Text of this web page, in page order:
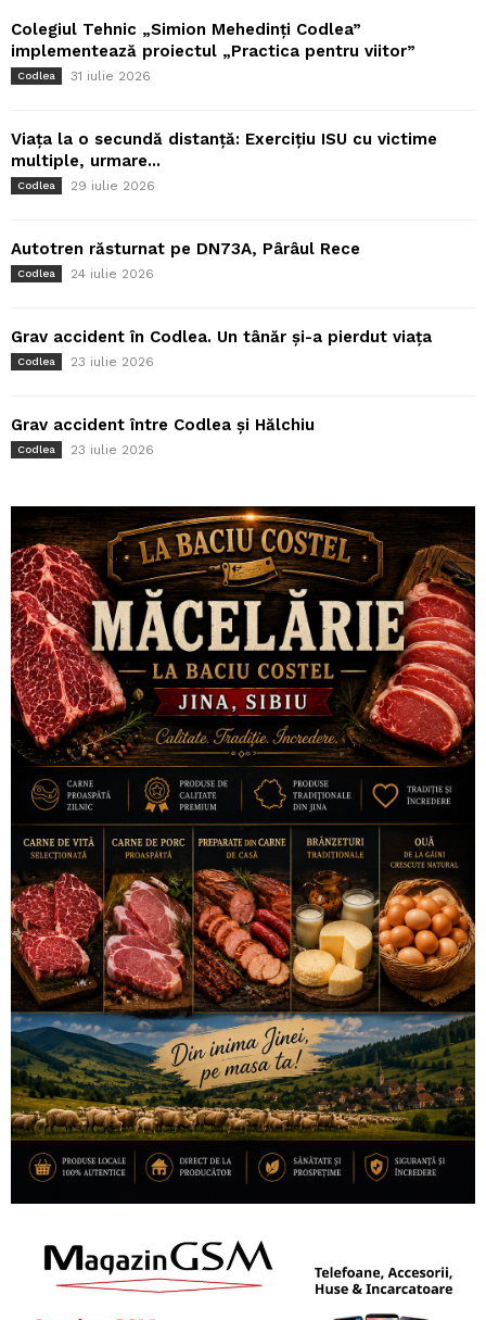
Colegiul Tehnic „Simion Mehedinți Codlea”
implementează proiectul „Practica pentru viitor”
Codlea 31 iulie 2026
Viața la o secundă distanță: Exercițiu ISU cu victime
multiple, urmare...
Codlea 29 iulie 2026
Autotren răsturnat pe DN73A, Pârâul Rece
Codlea 24 iulie 2026
Grav accident în Codlea. Un tânăr și-a pierdut viața
Codlea 23 iulie 2026
Grav accident între Codlea și Hălchiu
Codlea 23 iulie 2026